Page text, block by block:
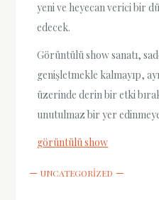
yeni ve heyecan verici bir
edecek.
Görüntülü show sanatı,
genişletmekle kalmayıp,
üzerinde derin bir etki
unutulmaz bir yer
görüntülü show
UNCATEGORIZED